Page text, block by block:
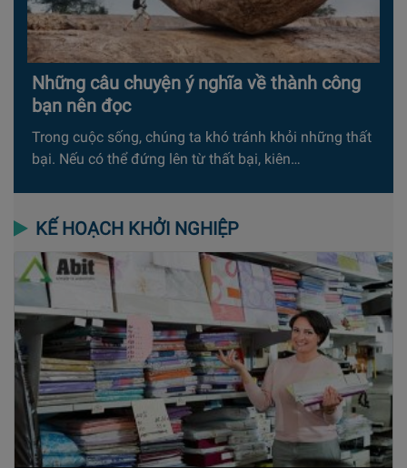
Những câu chuyện ý nghĩa về thành công
bạn nên đọc
Trong cuộc sống, chúng ta khó tránh khỏi những thất
bại. Nếu có thể đứng lên từ thất bại, kiên…
KẾ HOẠCH KHỞI NGHIỆP